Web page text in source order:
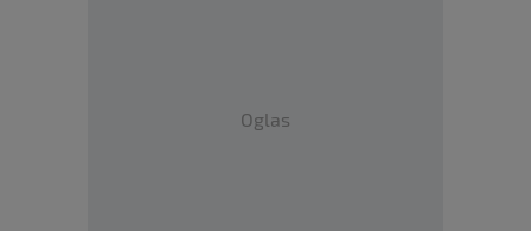
Oglas